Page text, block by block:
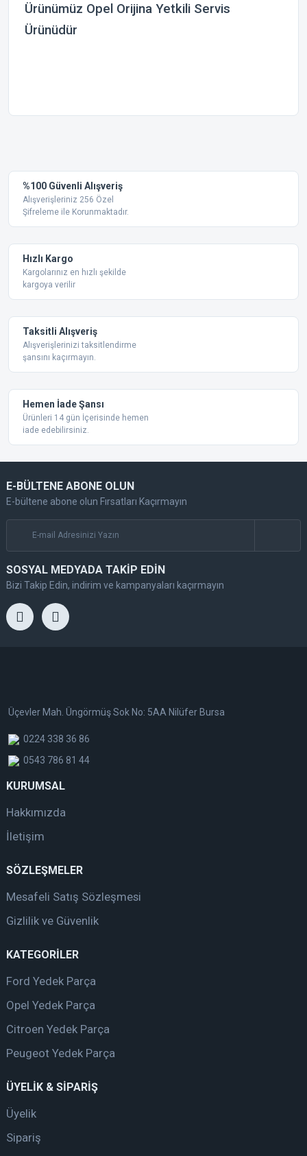
Ürünümüz Opel Orijina Yetkili Servis
Ürünüdür
Ürün resmi kalitesiz, bozuk veya görüntülenemiyor.
Ürün açıklamasında eksik bilgiler bulunuyor.
Bu ürüne benzer farklı alternatifler olmalı.
%100 Güvenli Alışveriş
Alışverişleriniz 256 Özel
Şifreleme ile Korunmaktadır.
Hızlı Kargo
Kargolarınız en hızlı şekilde
kargoya verilir
Taksitli Alışveriş
Alışverişlerinizi taksitlendirme
şansını kaçırmayın.
Hemen İade Şansı
Ürünleri 14 gün İçerisinde hemen
iade edebilirsiniz.
E-BÜLTENE ABONE OLUN
E-bültene abone olun Fırsatları Kaçırmayın
SOSYAL MEDYADA TAKİP EDİN
Bizi Takip Edin, indirim ve kampanyaları kaçırmayın
Üçevler Mah. Üngörmüş Sok No: 5AA Nilüfer Bursa
0224 338 36 86
0543 786 81 44
KURUMSAL
Hakkımızda
İletişim
SÖZLEŞMELER
Mesafeli Satış Sözleşmesi
Gizlilik ve Güvenlik
KATEGORİLER
Ford Yedek Parça
Opel Yedek Parça
Citroen Yedek Parça
Peugeot Yedek Parça
ÜYELİK & SİPARİŞ
Üyelik
Sipariş